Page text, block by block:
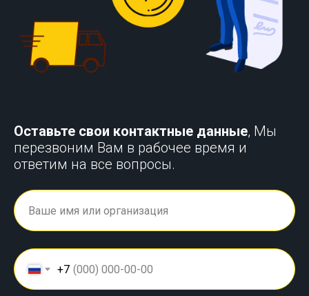
Оставьте свои контактные данные, Мы
перезвоним Вам в рабочее время и
ответим на все вопросы.
+7